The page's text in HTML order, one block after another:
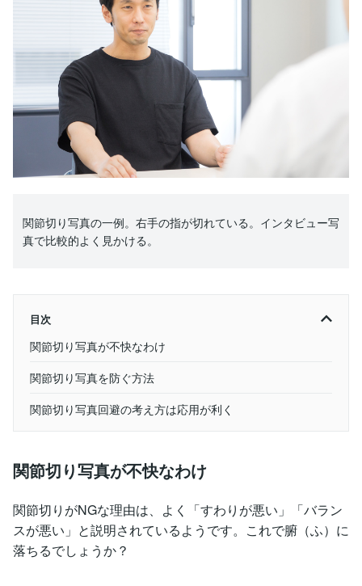
関節切り写真の一例。右手の指が切れている。インタビュー写
真で比較的よく見かける。
目次
関節切り写真が不快なわけ
関節切り写真を防ぐ方法
関節切り写真回避の考え方は応用が利く
関節切り写真が不快なわけ
関節切りがNGな理由は、よく「すわりが悪い」「バラン
スが悪い」と説明されているようです。これで腑（ふ）に
落ちるでしょうか？